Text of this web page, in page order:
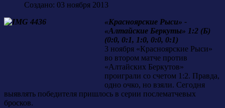
Создано: 03 ноября 2013
«Красноярские Рыси» -
«Алтайские Беркуты» 1:2 (Б)
(0:0, 0:1, 1:0, 0:0, 0:1)
3 ноября «Красноярские Рыси»
во втором матче против
«Алтайских Беркутов»
проиграли со счетом 1:2. Правда,
одно очко, но взяли. Сегодня
выявлять победителя пришлось в серии послематчевых
бросков.